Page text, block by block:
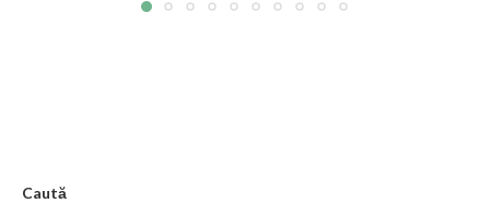
Caută